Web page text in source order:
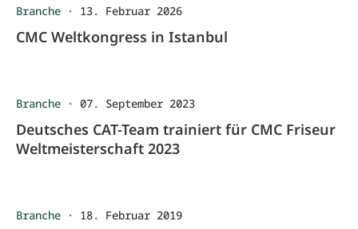
Branche · 13. Februar 2026
CMC Weltkongress in Istanbul
Branche · 07. September 2023
Deutsches CAT-Team trainiert für CMC Friseur
Weltmeisterschaft 2023
Branche · 18. Februar 2019